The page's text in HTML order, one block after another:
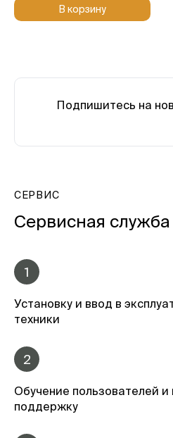
В корзину
Подпишитесь на
СЕРВИС
Сервисная
1
Установку и ввод в
техники
2
Обучение пользователей
поддержку